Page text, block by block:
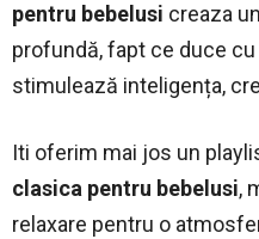
pentru bebelusi creaza
profundă, fapt ce duce
stimulează inteligența,
Iti oferim mai jos un
clasica pentru bebelusi,
relaxare pentru o